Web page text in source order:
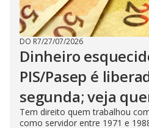
DO R7/27/07/2026
Dinheiro
PIS/Pasep é
segunda; veja
Tem direito quem trabalhou
como servidor entre 1971 e